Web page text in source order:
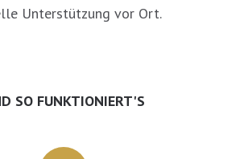
Unterstützung vor Ort.
SO FUNKTIONIERT'S